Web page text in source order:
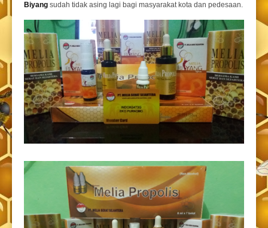
Biyang sudah tidak asing lagi bagi masyarakat kota dan pedesaan.